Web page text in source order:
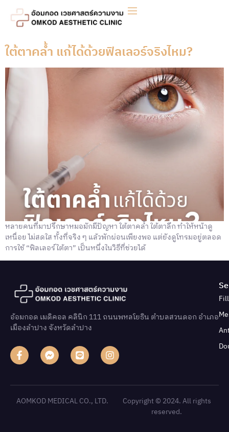
ใต้ตาคล้ำ แก้ได้ด้วยฟิลเลอร์จริงไหม?
หลายคนที่มาปรึกษาหมอมักมีปัญหา ใต้ตาคล้ำ ใต้ตาลึก ทำให้หน้าดู
เหนื่อย ไม่สดใส ทั้งที่จริง ๆ แล้วพักผ่อนเพียงพอ แต่ยังดูโทรมอยู่ตลอด
การใช้ “ฟิลเลอร์ใต้ตา” เป็นหนึ่งในวิธีที่ช่วยได้
อ้อมกอด เมดิคอล คลินิก 111 ถนนพหลโยธิน ตําบลสวนดอก อําเภอ
เมืองลําปาง จังหวัดลําปาง
AOMKOD MEDICAL CO., LTD.
Copyright © 2024. All rights
reserved.